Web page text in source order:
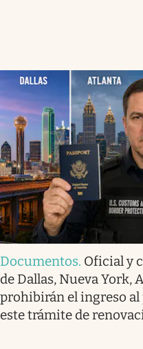
Documentos. Oficial y
de Dallas, Nueva York,
prohibirán el ingreso al
este trámite de